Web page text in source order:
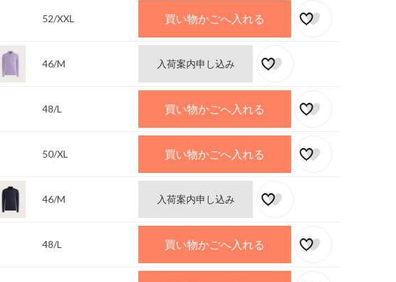
52/XXL 買い物かごへ入れる
46/M 入荷案内申し込み
48/L 買い物かごへ入れる
50/XL 買い物かごへ入れる
46/M 入荷案内申し込み
48/L 買い物かごへ入れる